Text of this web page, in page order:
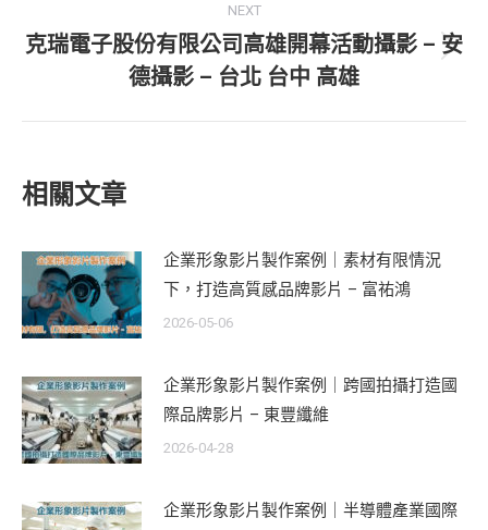
NEXT
Next
post:
克瑞電子股份有限公司高雄開幕活動攝影 – 安
德攝影 – 台北 台中 高雄
相關文章
企業形象影片製作案例｜素材有限情況
下，打造高質感品牌影片 – 富祐鴻
2026-05-06
企業形象影片製作案例｜跨國拍攝打造國
際品牌影片 – 東豐纖維
2026-04-28
企業形象影片製作案例｜半導體產業國際